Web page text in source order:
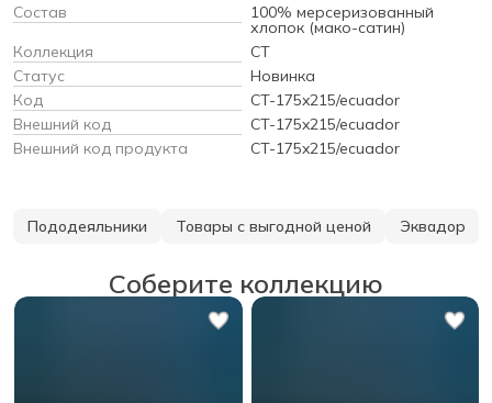
Состав
100% мерсеризованный
хлопок (мако-сатин)
Коллекция
CT
Статус
Новинка
Код
CT-175x215/ecuador
Внешний код
CT-175x215/ecuador
Внешний код продукта
CT-175x215/ecuador
Пододеяльники Товары с выгодной ценой Эквадор
Соберите коллекцию